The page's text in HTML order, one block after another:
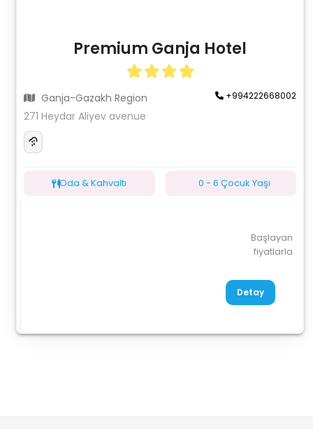
Premium Ganja Hotel
Ganja-Gazakh Region +994222668002
271 Heydar Aliyev avenue
Oda & Kahvaltı 0 - 6 Çocuk Yaşı
Başlayan
fiyatlarla
Detay